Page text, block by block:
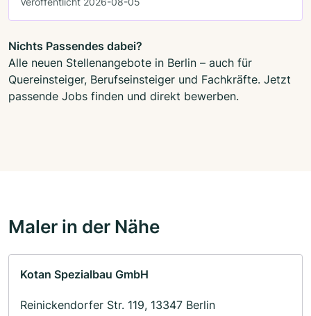
Nichts Passendes dabei?
Alle neuen Stellenangebote in Berlin – auch für
Quereinsteiger, Berufseinsteiger und Fachkräfte. Jetzt
passende Jobs finden und direkt bewerben.
Maler in der Nähe
Kotan Spezialbau GmbH
Reinickendorfer Str. 119, 13347 Berlin